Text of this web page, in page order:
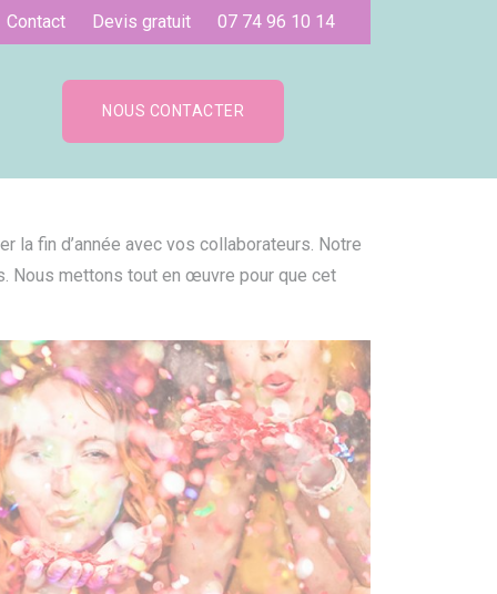
Contact Devis gratuit 07 74 96 10 14
NOUS CONTACTER
la fin d’année avec vos collaborateurs. Notre
Nous mettons tout en œuvre pour que cet